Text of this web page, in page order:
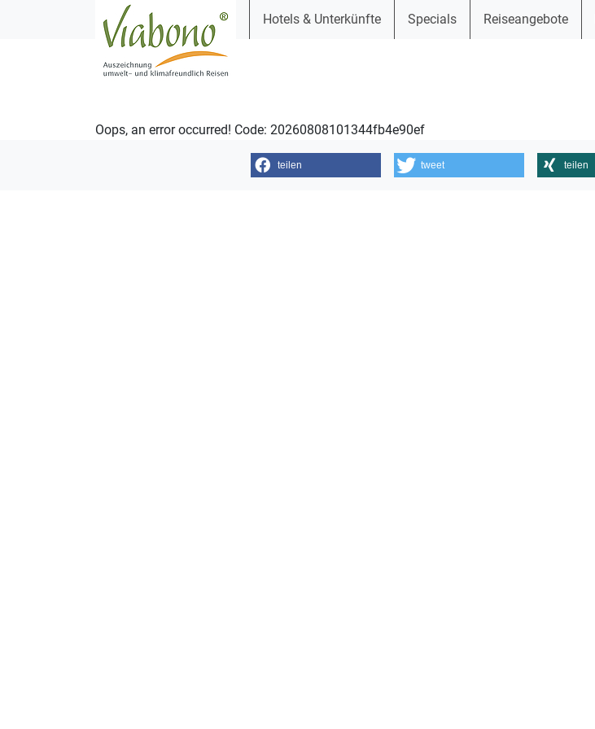
Hotels & Unterkünfte Specials Reiseangebote
Oops, an error occurred! Code: 20260808101344fb4e90ef
teilen tweet teilen